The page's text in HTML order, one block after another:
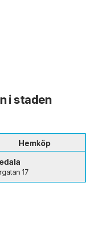
i staden
Hemköp
17